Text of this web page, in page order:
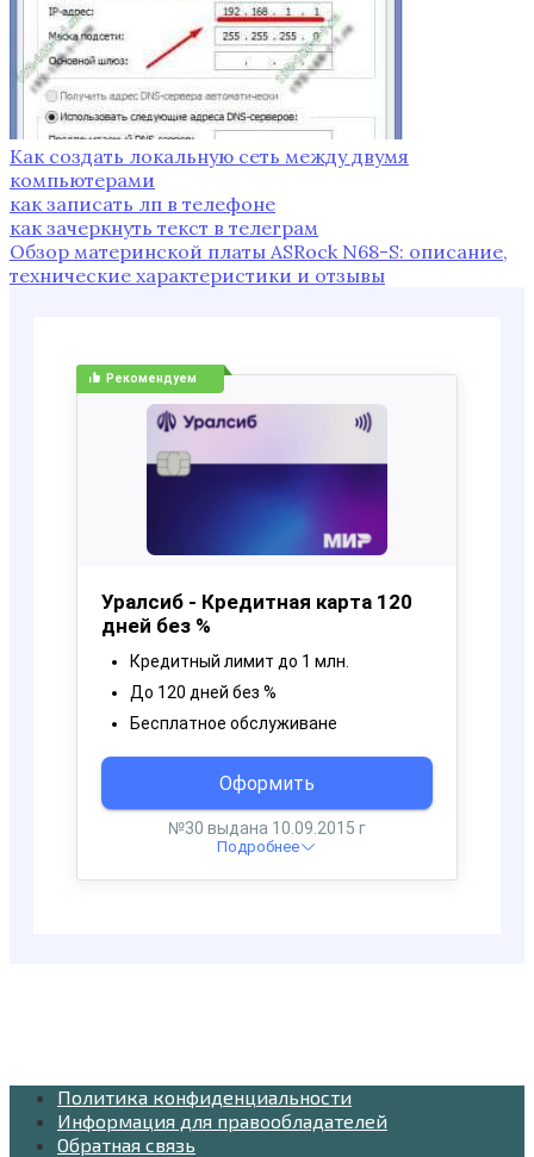
Как создать локальную сеть между двумя
компьютерами
как записать лп в телефоне
как зачеркнуть текст в телеграм
Обзор материнской платы ASRock N68-S: описание,
технические характеристики и отзывы
Политика конфиденциальности
Информация для правообладателей
Обратная связь